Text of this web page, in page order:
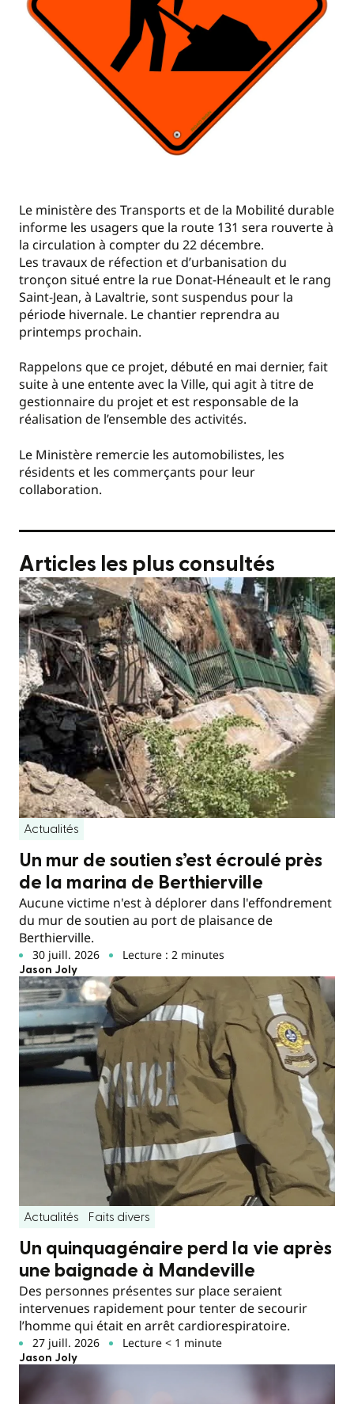
Le ministère des Transports et de la Mobilité durable
informe les usagers que la route 131 sera rouverte à
la circulation à compter du 22 décembre.
Les travaux de réfection et d’urbanisation du
tronçon situé entre la rue Donat-Héneault et le rang
Saint-Jean, à Lavaltrie, sont suspendus pour la
période hivernale. Le chantier reprendra au
printemps prochain.
Rappelons que ce projet, débuté en mai dernier, fait
suite à une entente avec la Ville, qui agit à titre de
gestionnaire du projet et est responsable de la
réalisation de l’ensemble des activités.
Le Ministère remercie les automobilistes, les
résidents et les commerçants pour leur
collaboration.
Articles les plus consultés
Actualités
Un mur de soutien s’est écroulé près
de la marina de Berthierville
Aucune victime n'est à déplorer dans l'effondrement
du mur de soutien au port de plaisance de
Berthierville.
30 juill. 2026 Lecture : 2 minutes
Jason Joly
Actualités Faits divers
Un quinquagénaire perd la vie après
une baignade à Mandeville
Des personnes présentes sur place seraient
intervenues rapidement pour tenter de secourir
l’homme qui était en arrêt cardiorespiratoire.
27 juill. 2026 Lecture < 1 minute
Jason Joly